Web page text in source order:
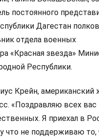
постоянного
Дагестан
отдела военных
«Красная звезда»
Республики.
Крейн, американский
«Поздравляю всех вас
Я приехал в
что не поддерживаю то,